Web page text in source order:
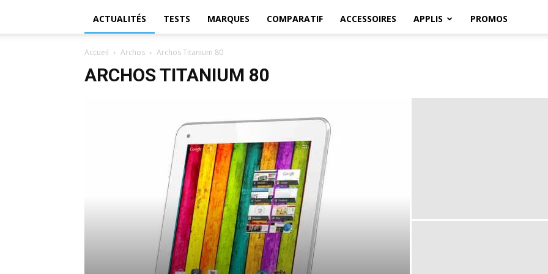
ACTUALITÉS TESTS MARQUES COMPARATIF ACCESSOIRES APPLIS PROMOS
Accueil Archos Archos Titanium 80
ARCHOS TITANIUM 80